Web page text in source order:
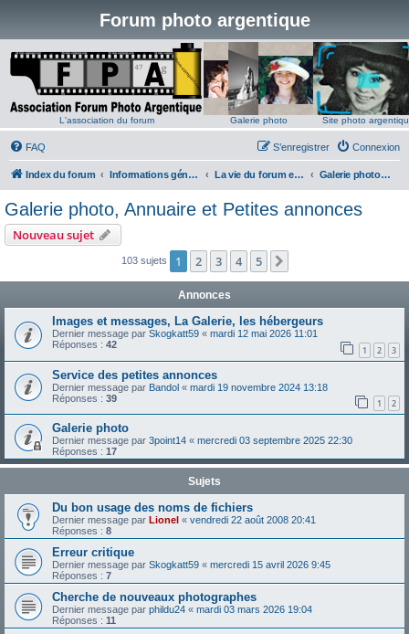
Forum photo argentique
L'association du forum Galerie photo Site photo
FAQ Connexion
S’enregistrer
Index du forum Informations générales La vie du forum et du site Galerie photo, Annuaire et Petites annonces
Galerie photo, Annuaire et Petites annonces
Nouveau sujet
103 sujets 1 2 3 4 5
Annonces
Images et messages, La Galerie, les hébergeurs
Dernier message par Skogkatt59 « mardi 12 mai 2026 11:01
Réponses : 42 1 2 3
Service des petites annonces
Dernier message par Bandol « mardi 19 novembre 2024 13:18
Réponses : 39 1 2
Galerie photo
Dernier message par 3point14 « mercredi 03 septembre 2025 22:30
Réponses : 17
Sujets
Du bon usage des noms de fichiers
Dernier message par Lionel « vendredi 22 août 2008 20:41
Réponses : 8
Erreur critique
Dernier message par Skogkatt59 « mercredi 15 avril 2026 9:45
Réponses : 7
Cherche de nouveaux photographes
Dernier message par phildu24 « mardi 03 mars 2026 19:04
Réponses : 11